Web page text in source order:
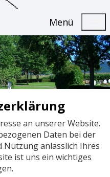
Menü
an unserer Website.
Daten bei der
anlässlich Ihres
ist uns ein wichtiges